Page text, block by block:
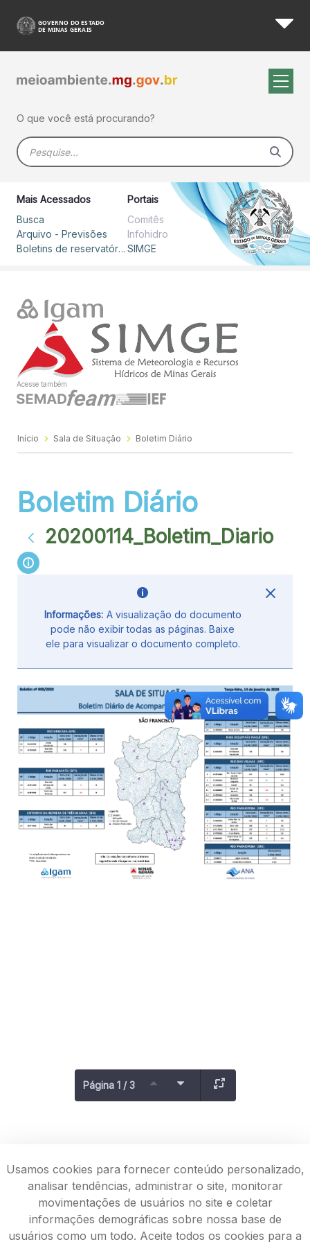
Pular para o Conteúdo principal
Boletim Diário - SIMGE
O que você está procurando?
Barra de busca
Mais Acessados
Busca
Arquivo - Previsões
Boletins de reservatórios
Portais
Comitês
Infohidro
SIMGE
Acesse também
Início Sala de Situação Boletim Diário
Boletim Diário
20200114_Boletim_Diario
Informações: A visualização do documento
pode não exibir todas as páginas. Baixe
ele para visualizar o documento completo.
Página 1 / 3
Usamos cookies para fornecer conteúdo personalizado,
analisar tendências, administrar o site, monitorar
movimentações de usuários no site e coletar
informações demográficas sobre nossa base de
usuários como um todo. Aceite todos os cookies para a